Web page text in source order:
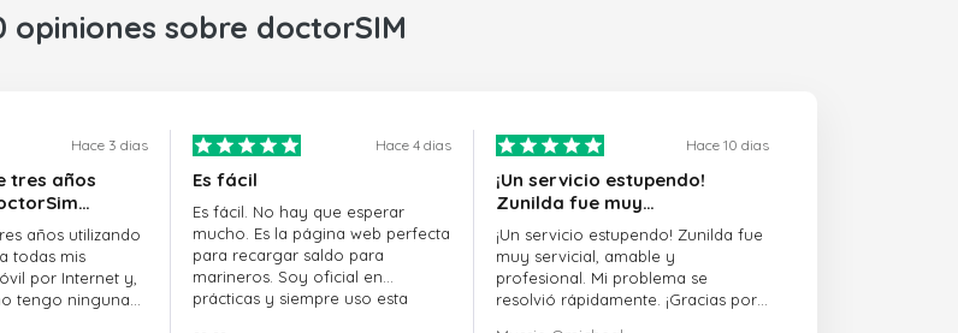
opiniones sobre doctorSIM
Hace 3 dias
tres años
años utilizando
todas mis
por Internet y,
tengo ninguna
Hace 4 dias
Es fácil
Es fácil. No hay que esperar
mucho. Es la página web perfecta
para recargar saldo para
marineros. Soy oficial en
prácticas y siempre uso esta
Hace 10 dias
¡Un servicio estupendo!
Zunilda fue muy…
¡Un servicio estupendo! Zunilda fue
muy servicial, amable y
profesional. Mi problema se
resolvió rápidamente. ¡Gracias por